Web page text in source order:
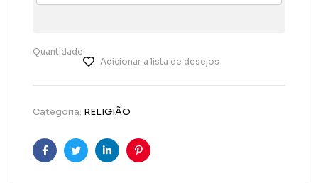
Quantidade
Adicionar a lista de desejos
Categoria: RELIGIÃO
FacebookTwitterLinkedinPinterest